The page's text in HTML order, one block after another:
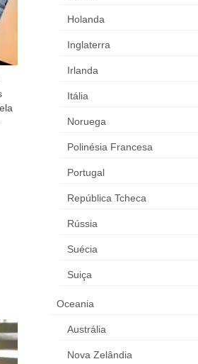
Holanda
Inglaterra
Irlanda
Itália
Noruega
Polinésia Francesa
Portugal
República Tcheca
Rússia
Suécia
Suiça
Oceania
Austrália
Nova Zelândia